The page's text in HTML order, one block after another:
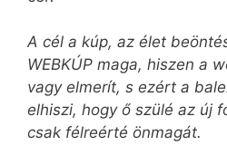
A cél a kúp, az élet
WEBKÚP maga, hiszen a
vagy elmerít, s ezért a
elhiszi, hogy ő szülé az új
csak félreérté önmagát.